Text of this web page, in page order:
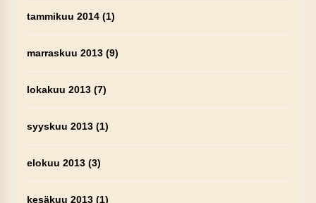
tammikuu 2014(1)
marraskuu 2013(9)
lokakuu 2013(7)
syyskuu 2013(1)
elokuu 2013(3)
kesäkuu 2013(1)